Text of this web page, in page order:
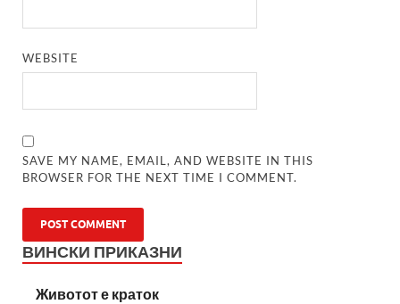
WEBSITE
SAVE MY NAME, EMAIL, AND WEBSITE IN THIS
BROWSER FOR THE NEXT TIME I COMMENT.
ВИНСКИ ПРИКАЗНИ
Животот е краток